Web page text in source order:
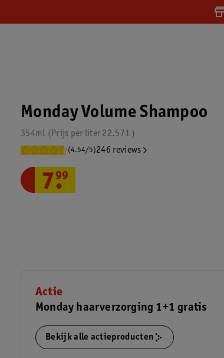
Monday Volume Shampoo
354ml 22.571
Prijs per liter
(4.54/5)246 reviews
7.
99
Actie
Monday haarverzorging 1+1 gratis
Bekijk alle actieproducten